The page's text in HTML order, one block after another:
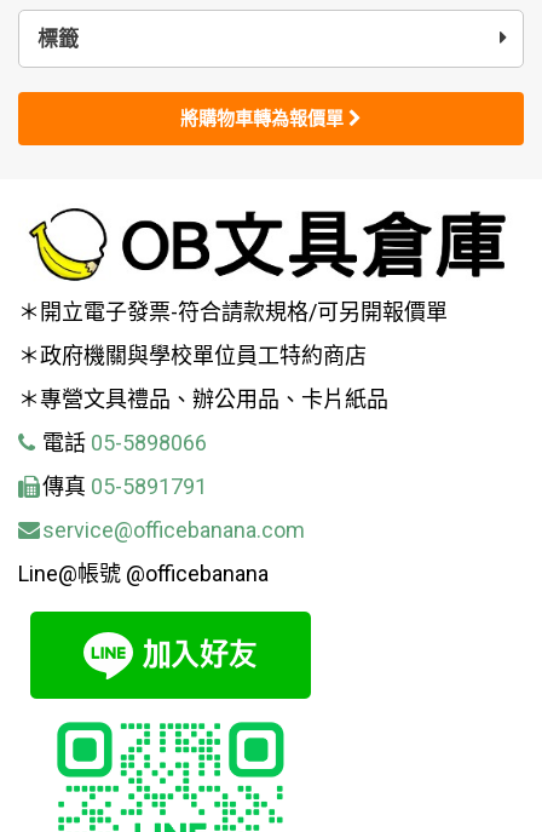
標籤
將購物車轉為報價單
＊開立電子發票-符合請款規格/可另開報價單
＊政府機關與學校單位員工特約商店
＊專營文具禮品、辦公用品、卡片紙品
電話 05-5898066
傳真 05-5891791
service@officebanana.com
Line@帳號 @officebanana